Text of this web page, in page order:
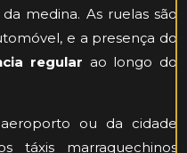
da medina. As ruelas são
e a presença do
regular ao longo do
ou da cidade
táxis marraquechinos